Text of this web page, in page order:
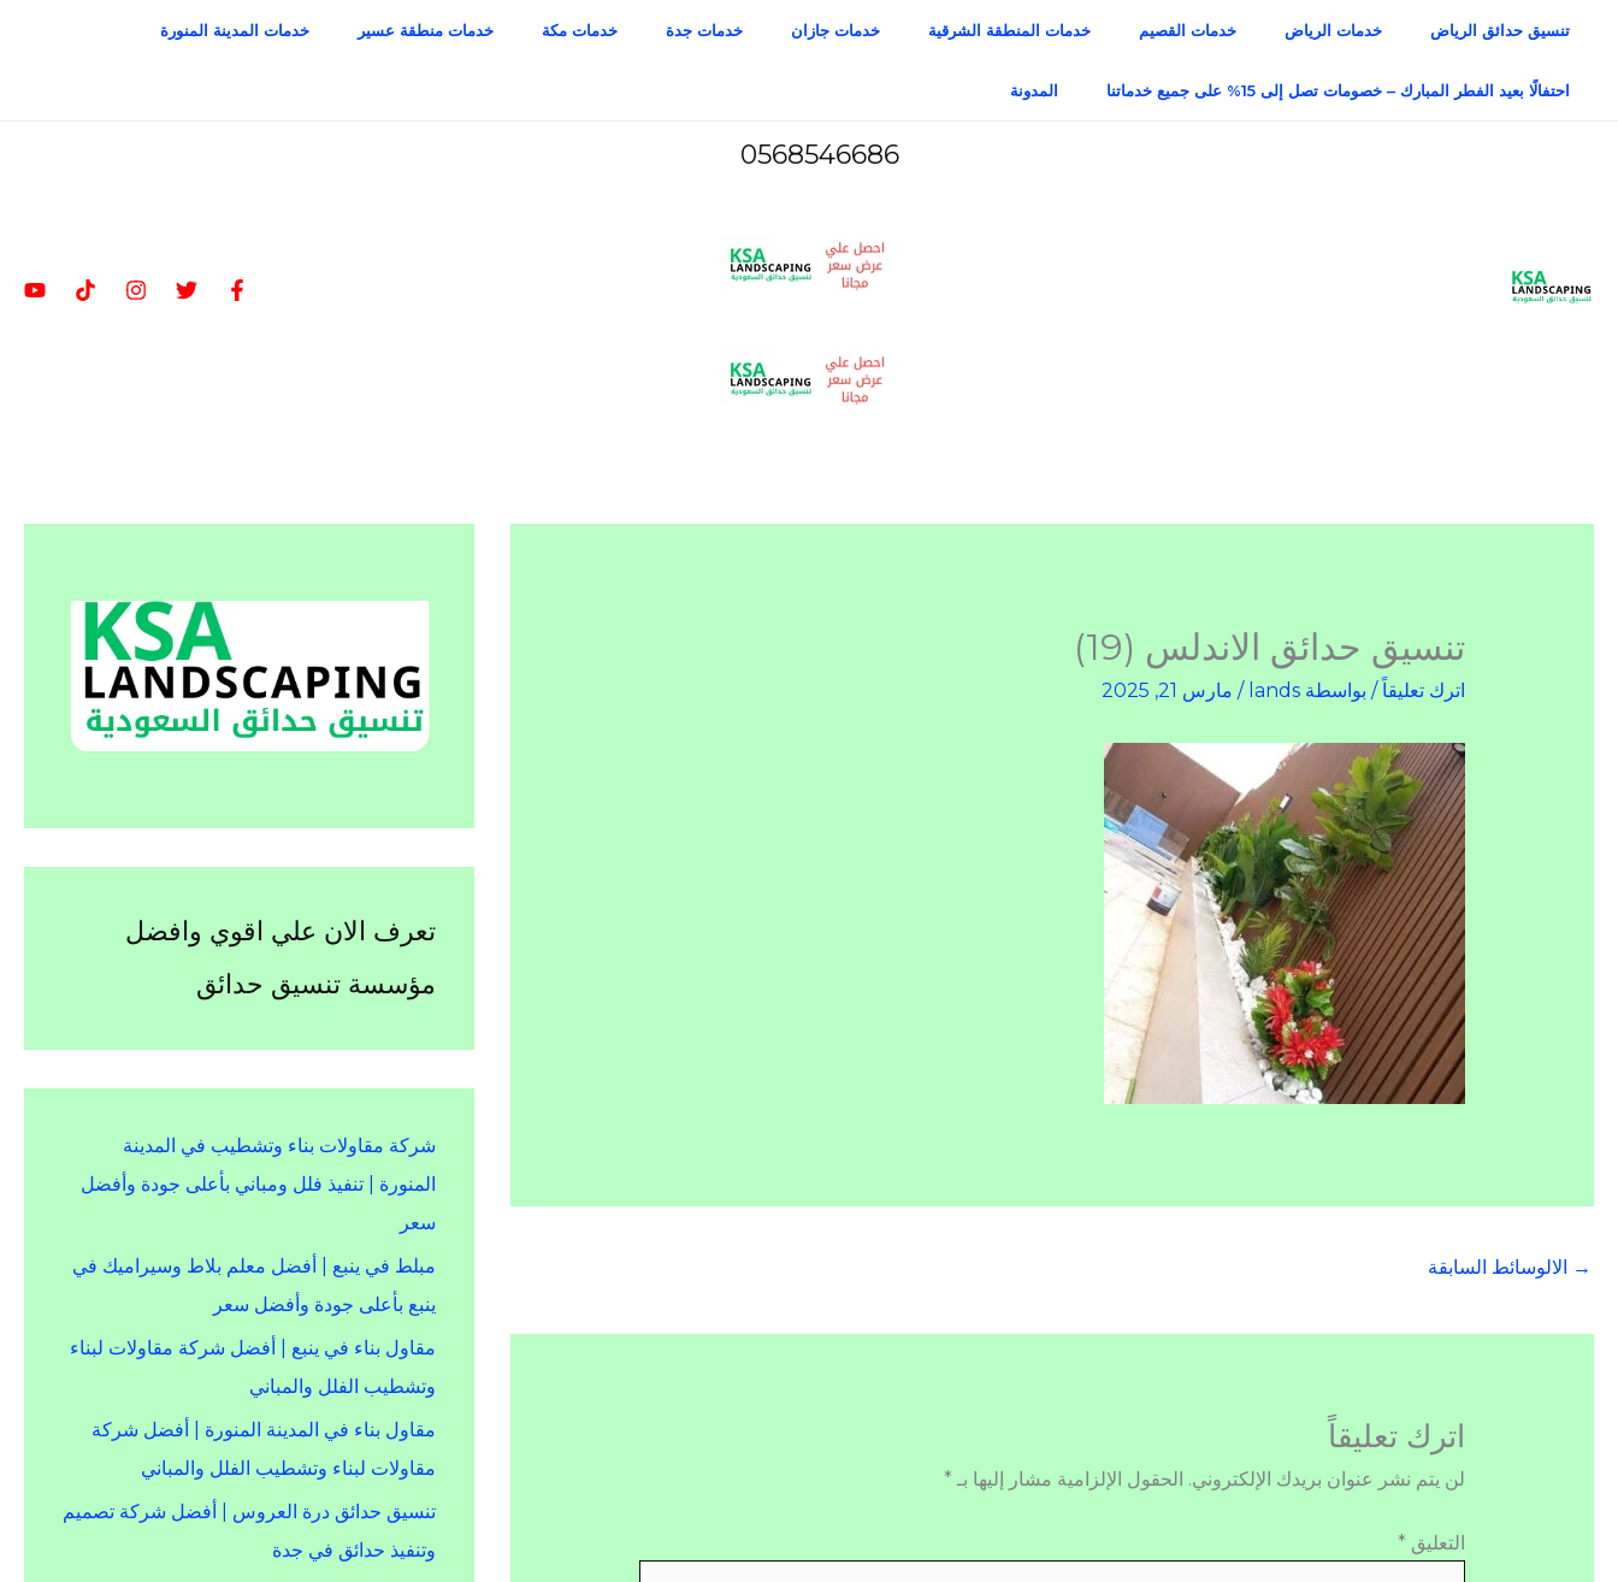
المحتوى
تنسيق حدائق الرياض خدمات الرياض خدمات القصيم خدمات المنطقة الشرقية خدمات جازان خدمات جدة خدمات مكة خدمات منطقة عسير خدمات المدينة المنورة
احتفالًا بعيد الفطر المبارك – خصومات تصل إلى 15% على جميع خدماتنا المدونة
0568546686
تنسيق حدائق الاندلس (19)
اترك تعليقاً / بواسطة lands
/ مارس 21, 2025
→ الالوسائط السابقة
اترك تعليقاً
لن يتم نشر عنوان بريدك الإلكتروني. الحقول الإلزامية مشار إليها بـ *
التعليق *
تعرف الان علي اقوي وافضل
مؤسسة تنسيق حدائق
شركة مقاولات بناء وتشطيب في المدينة
المنورة | تنفيذ فلل ومباني بأعلى جودة وأفضل
سعر
مبلط في ينبع | أفضل معلم بلاط وسيراميك في
ينبع بأعلى جودة وأفضل سعر
مقاول بناء في ينبع | أفضل شركة مقاولات لبناء
وتشطيب الفلل والمباني
مقاول بناء في المدينة المنورة | أفضل شركة
مقاولات لبناء وتشطيب الفلل والمباني
تنسيق حدائق درة العروس | أفضل شركة تصميم
وتنفيذ حدائق في جدة